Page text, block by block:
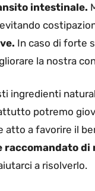
intestinale.
In caso di forte
la nostra
ingredienti
potremo
a favorire il
raccomandato
a risolverlo.